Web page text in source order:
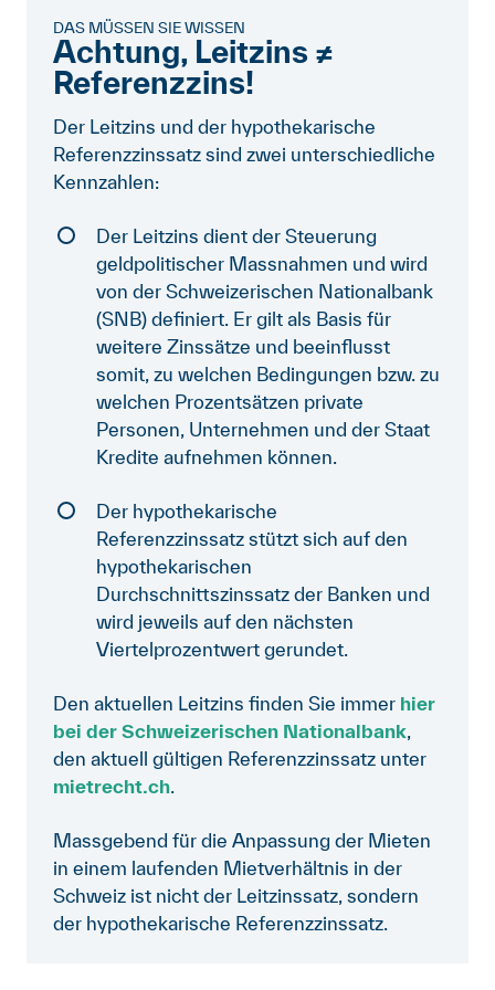
DAS MÜSSEN SIE WISSEN
Achtung, Leitzins ≠
Referenzzins!
Der Leitzins und der hypothekarische
Referenzzinssatz sind zwei unterschiedliche
Kennzahlen:
Der Leitzins dient der Steuerung
geldpolitischer Massnahmen und wird
von der Schweizerischen Nationalbank
(SNB) definiert. Er gilt als Basis für
weitere Zinssätze und beeinflusst
somit, zu welchen Bedingungen bzw. zu
welchen Prozentsätzen private
Personen, Unternehmen und der Staat
Kredite aufnehmen können.
Der hypothekarische
Referenzzinssatz stützt sich auf den
hypothekarischen
Durchschnittszinssatz der Banken und
wird jeweils auf den nächsten
Viertelprozentwert gerundet.
Den aktuellen Leitzins finden Sie immer hier
bei der Schweizerischen Nationalbank,
den aktuell gültigen Referenzzinssatz unter
mietrecht.ch.
Massgebend für die Anpassung der Mieten
in einem laufenden Mietverhältnis in der
Schweiz ist nicht der Leitzinssatz, sondern
der hypothekarische Referenzzinssatz.